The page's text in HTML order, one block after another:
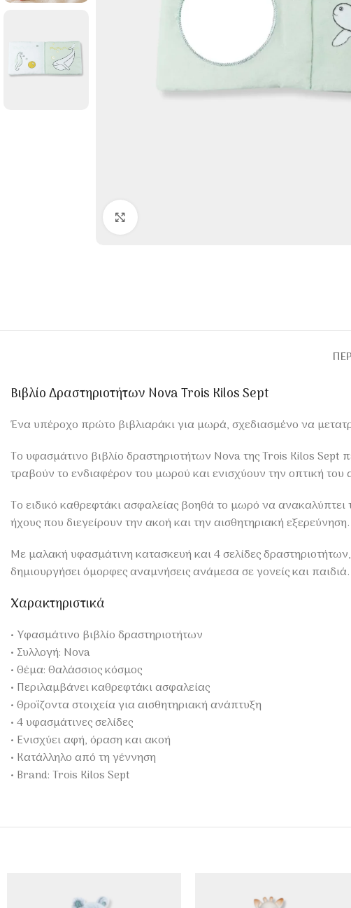
Βιβλίο Δραστηριοτήτων Nova Trois Kilos Sept
Ένα υπέροχο πρώτο βιβλιαράκι για μωρά, σχεδιασμένο να
Το υφασμάτινο βιβλίο δραστηριοτήτων Nova της Trois Kilos
τραβούν το ενδιαφέρον του μωρού και ενισχύουν την οπτική του
Το ειδικό καθρεφτάκι ασφαλείας βοηθά το μωρό να
ήχους που διεγείρουν την ακοή και την αισθητηριακή εξερεύνηση.
Με μαλακή υφασμάτινη κατασκευή και 4 σελίδες
δημιουργήσει όμορφες αναμνήσεις ανάμεσα σε γονείς και παιδιά.
Χαρακτηριστικά
• Υφασμάτινο βιβλίο δραστηριοτήτων
• Συλλογή: Nova
• Θέμα: Θαλάσσιος κόσμος
• Περιλαμβάνει καθρεφτάκι ασφαλείας
• Θροΐζοντα στοιχεία για αισθητηριακή ανάπτυξη
• 4 υφασμάτινες σελίδες
• Ενισχύει αφή, όραση και ακοή
• Κατάλληλο από τη γέννηση
• Brand: Trois Kilos Sept